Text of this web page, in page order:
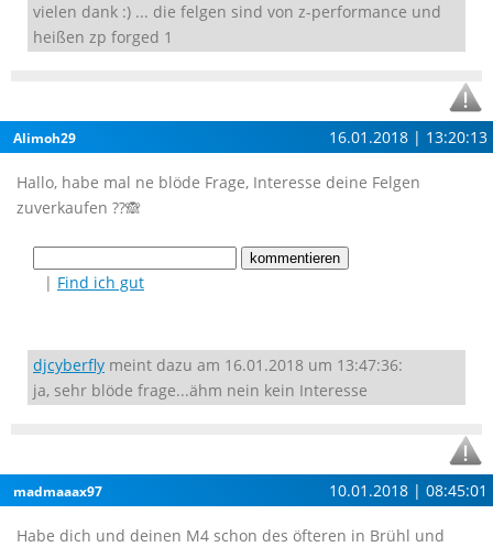
vielen dank :) ... die felgen sind von z-performance und
heißen zp forged 1
Alimoh29 16.01.2018 | 13:20:13
Hallo, habe mal ne blöde Frage, Interesse deine Felgen
zuverkaufen ??🙈
| Find ich gut
djcyberfly meint dazu am 16.01.2018 um 13:47:36:
ja, sehr blöde frage...ähm nein kein Interesse
madmaaax97 10.01.2018 | 08:45:01
Habe dich und deinen M4 schon des öfteren in Brühl und